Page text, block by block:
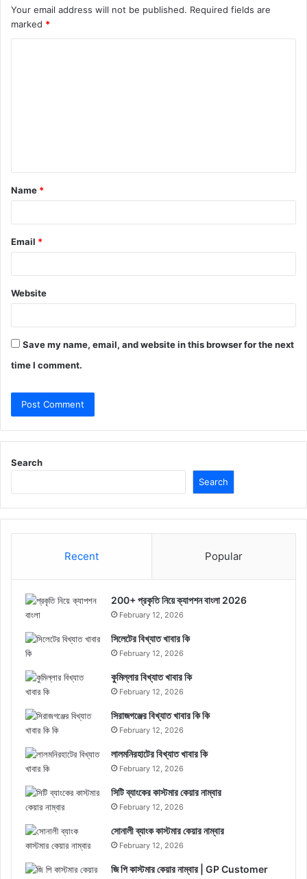
Your email address will not be published. Required fields are
marked *
t
*
Name *
Email *
Website
Save my name, email, and website in this browser for the next
time I comment.
Search
Search
Recent Popular
200+ প্রকৃতি নিয়ে ক্যাপশন বাংলা 2026
February 12, 2026
সিলেটের বিখ্যাত খাবার কি
February 12, 2026
কুমিল্লার বিখ্যাত খাবার কি
February 12, 2026
সিরাজগঞ্জের বিখ্যাত খাবার কি কি
February 12, 2026
লালমনিরহাটের বিখ্যাত খাবার কি
February 12, 2026
সিটি ব্যাংকের কাস্টমার কেয়ার নাম্বার
February 12, 2026
সোনালী ব্যাংক কাস্টমার কেয়ার নাম্বার
February 12, 2026
জি পি কাস্টমার কেয়ার নাম্বার | GP Customer